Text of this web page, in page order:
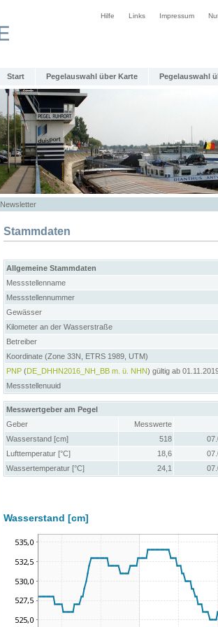
Hilfe Links Impressum
Start Pegelauswahl über Karte Pegelauswahl
Newsletter
Stammdaten
Allgemeine Stammdaten
Messstellenname
Messstellennummer
Gewässer
Kilometer an der Wasserstraße
Betreiber
Koordinate (Zone 33N, ETRS 1989, UTM)
PNP (DE_DHHN2016_NH_BB m. ü. NHN) gültig ab
Messstellenuuid
Messwertgeber am Pegel
Geber
Messwerte
Wasserstand [cm]
518
Lufttemperatur [°C]
18,6
Wassertemperatur [°C]
24,1
Wasserstand [cm]